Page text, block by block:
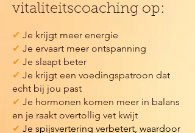
vitaliteitscoaching op:
✔ Je krijgt meer energie
✔ Je ervaart meer ontspanning
✔ Je slaapt beter
✔ Je krijgt een voedingspatroon dat
echt bij jou past
✔ Je hormonen komen meer in balans
en je raakt overtollig vet kwijt
✔ Je spijsvertering verbetert, waardoor